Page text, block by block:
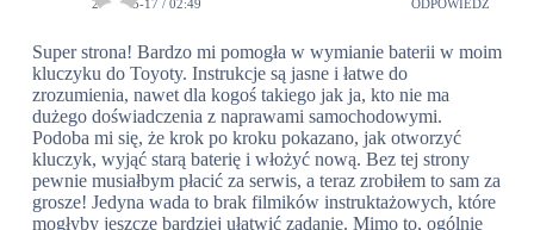
2024-05-17 / 02:49 ODPOWIEDZ
Super strona! Bardzo mi pomogła w wymianie baterii w moim
kluczyku do Toyoty. Instrukcje są jasne i łatwe do
zrozumienia, nawet dla kogoś takiego jak ja, kto nie ma
dużego doświadczenia z naprawami samochodowymi.
Podoba mi się, że krok po kroku pokazano, jak otworzyć
kluczyk, wyjąć starą baterię i włożyć nową. Bez tej strony
pewnie musiałbym płacić za serwis, a teraz zrobiłem to sam za
grosze! Jedyna wada to brak filmików instruktażowych, które
mogłyby jeszcze bardziej ułatwić zadanie. Mimo to, ogólnie